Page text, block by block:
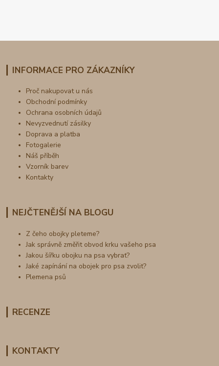
INFORMACE PRO ZÁKAZNÍKY
Proč nakupovat u nás
Obchodní podmínky
Ochrana osobních údajů
Nevyzvednutí zásilky
Doprava a platba
Fotogalerie
Náš příběh
Vzorník barev
Kontakty
NEJČTENĚJŠÍ NA BLOGU
Z čeho obojky pleteme?
Jak správně změřit obvod krku vašeho psa
Jakou šířku obojku na psa vybrat?
Jaké zapínání na obojek pro psa zvolit?
Plemena psů
RECENZE
KONTAKTY